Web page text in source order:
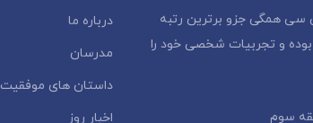
سی همگی جزو برترین رتبه
و تجربیات شخصی خود را
درباره ما
مدرسان
داستان‌ های موفقیت
اخبار روز